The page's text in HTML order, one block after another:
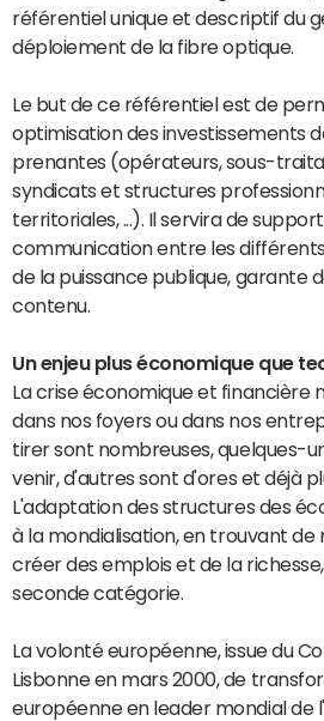
référentiel unique et descriptif du
déploiement de la fibre optique.
Le but de ce référentiel est de
optimisation des investissements
prenantes (opérateurs, sous-
syndicats et structures
territoriales, ...). Il servira de
communication entre les
de la puissance publique, garante
contenu.
Un enjeu plus économique que
La crise économique et financière
dans nos foyers ou dans nos
tirer sont nombreuses, quelques-
venir, d'autres sont d'ores et déjà
L'adaptation des structures des
à la mondialisation, en trouvant de
créer des emplois et de la
seconde catégorie.
La volonté européenne, issue du
Lisbonne en mars 2000, de
européenne en leader mondial de